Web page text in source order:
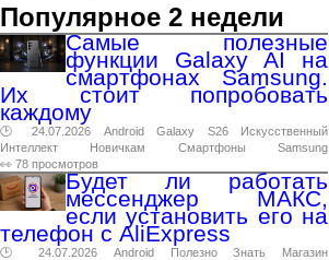
Популярное 2 недели
Самые полезные
функции Galaxy AI на
смартфонах Samsung.
Их стоит попробовать
каждому
🕑 24.07.2026 Android Galaxy S26
Искусственный
Интеллект
Новичкам Смартфоны
Samsung
👀 78 просмотров
Будет ли работать
мессенджер МАКС,
если установить его на
телефон с AliExpress
🕑 24.07.2026 Android Полезно Знать
Магазин